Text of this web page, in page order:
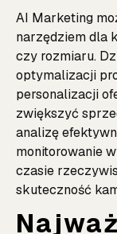
AI Marketing
narzędziem dla
czy rozmiaru.
optymalizacji
personalizacji
zwiększyć
analizę
monitorowanie
czasie
skuteczność